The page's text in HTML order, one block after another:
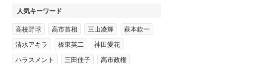
人気キーワード
高校野球 高市首相 三山凌輝 萩本欽一
清水アキラ 板東英二 神田愛花
ハラスメント 三田佳子 高市政権